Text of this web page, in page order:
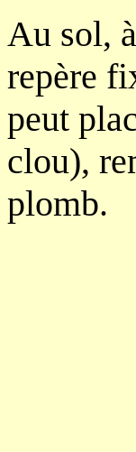
Au sol,
repère
peut
clou),
plomb.